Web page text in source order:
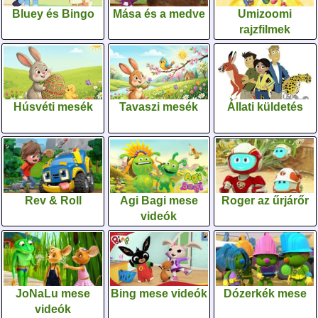
Bluey és Bingo Mása és a medve
Umizoomi
rajzfilmek
Húsvéti mesék Tavaszi mesék Állati küldetés
Rev & Roll
Agi Bagi mese
videók
Roger az űrjárőr
JoNaLu mese
videók
Bing mese videók Dózerkék mese